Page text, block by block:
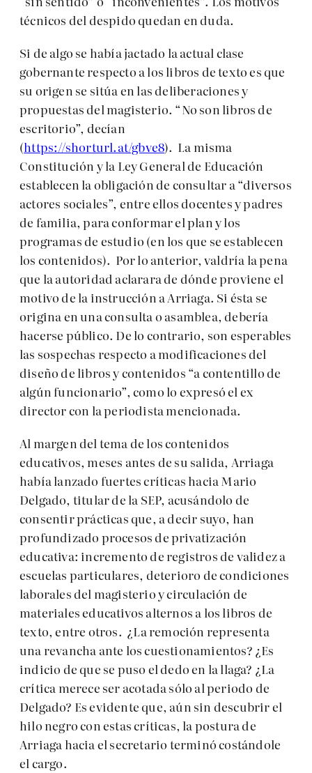
técnicos del despido quedan en duda.
Si de algo se había jactado la actual clase
gobernante respecto a los libros de texto es que
su origen se sitúa en las deliberaciones y
propuestas del magisterio. “No son libros de
escritorio”, decían
(https://shorturl.at/gbve8). La misma
Constitución y la Ley General de Educación
establecen la obligación de consultar a “diversos
actores sociales”, entre ellos docentes y padres
de familia, para conformar el plan y los
programas de estudio (en los que se establecen
los contenidos). Por lo anterior, valdría la pena
que la autoridad aclarara de dónde proviene el
motivo de la instrucción a Arriaga. Si ésta se
origina en una consulta o asamblea, debería
hacerse público. De lo contrario, son esperables
las sospechas respecto a modificaciones del
diseño de libros y contenidos “a contentillo de
algún funcionario”, como lo expresó el ex
director con la periodista mencionada.
Al margen del tema de los contenidos
educativos, meses antes de su salida, Arriaga
había lanzado fuertes críticas hacia Mario
Delgado, titular de la SEP, acusándolo de
consentir prácticas que, a decir suyo, han
profundizado procesos de privatización
educativa: incremento de registros de validez a
escuelas particulares, deterioro de condiciones
laborales del magisterio y circulación de
materiales educativos alternos a los libros de
texto, entre otros. ¿La remoción representa
una revancha ante los cuestionamientos? ¿Es
indicio de que se puso el dedo en la llaga? ¿La
crítica merece ser acotada sólo al periodo de
Delgado? Es evidente que, aún sin descubrir el
hilo negro con estas críticas, la postura de
Arriaga hacia el secretario terminó costándole
el cargo.